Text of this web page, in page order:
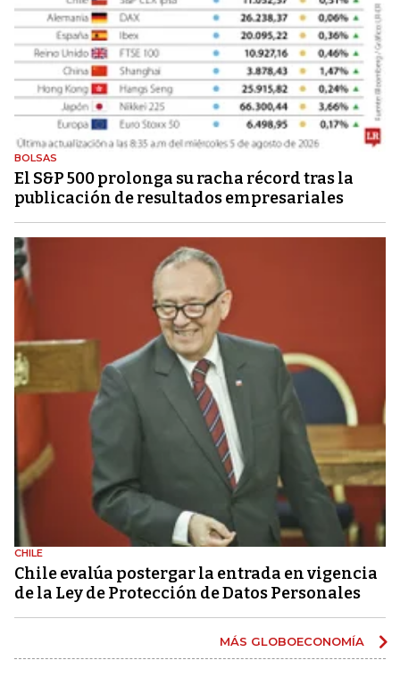
BOLSAS
El S&P 500 prolonga su racha récord tras la
publicación de resultados empresariales
CHILE
Chile evalúa postergar la entrada en vigencia
de la Ley de Protección de Datos Personales
MÁS GLOBOECONOMÍA